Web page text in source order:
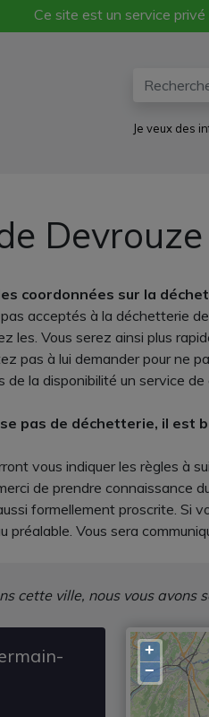
Ce site est un service
Je veux des
coordonnées sur la
acceptés à la déchetterie
les. Vous serez ainsi plus
pas à lui demander pour ne
de la disponibilité un service
pas de déchetterie, il est
vous indiquer les règles à
de prendre connaissance
formellement proscrite.
Vous sera
cette ville, nous vous avons
+
−